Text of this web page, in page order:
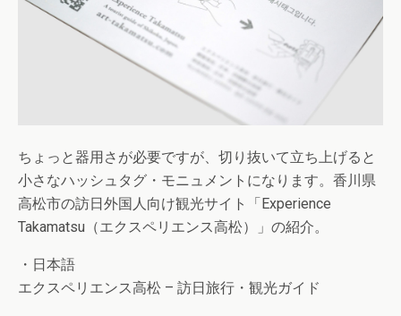
ちょっと器用さが必要ですが、切り抜いて立ち上げると
小さなハッシュタグ・モニュメントになります。香川県
高松市の訪日外国人向け観光サイト「Experience
Takamatsu（エクスペリエンス高松）」の紹介。
・日本語
エクスペリエンス高松 – 訪日旅行・観光ガイド